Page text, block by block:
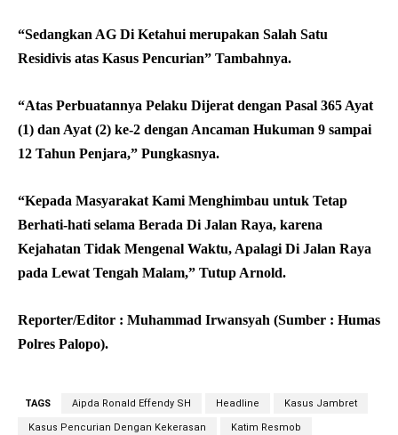
“Sedangkan AG Di Ketahui merupakan Salah Satu
Residivis atas Kasus Pencurian” Tambahnya.
“Atas Perbuatannya Pelaku Dijerat dengan Pasal 365 Ayat
(1) dan Ayat (2) ke-2 dengan Ancaman Hukuman 9 sampai
12 Tahun Penjara,” Pungkasnya.
“Kepada Masyarakat Kami Menghimbau untuk Tetap
Berhati-hati selama Berada Di Jalan Raya, karena
Kejahatan Tidak Mengenal Waktu, Apalagi Di Jalan Raya
pada Lewat Tengah Malam,” Tutup Arnold.
Reporter/Editor : Muhammad Irwansyah (Sumber : Humas
Polres Palopo).
TAGS Aipda Ronald Effendy SH Headline Kasus Jambret
Kasus Pencurian Dengan Kekerasan Katim Resmob